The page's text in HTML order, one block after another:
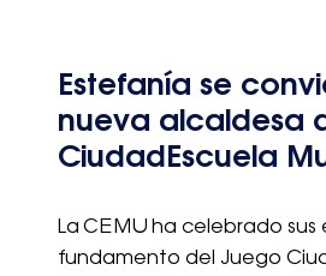
Estefanía se
nueva alcaldesa
CiudadEscuela
La CEMU ha celebrado sus
fundamento del Juego